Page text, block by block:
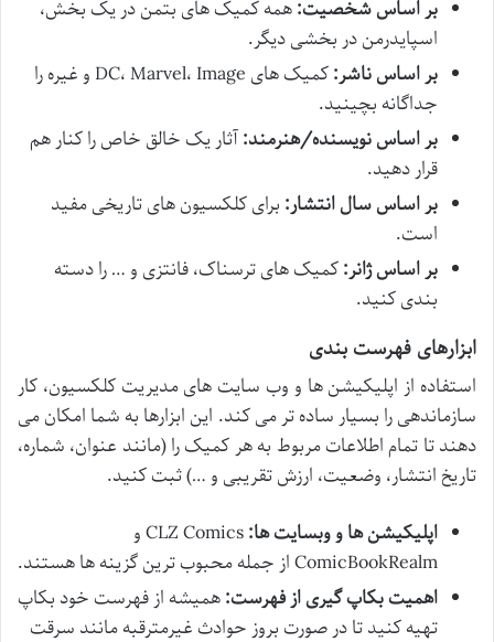
بر اساس شخصیت:همه کمیک های بتمن در یک بخش،
اسپایدرمن در بخشی دیگر.
بر اساس ناشر:
کمیک های DC، Marvel، Image و غیره را
جداگانه بچینید.
بر اساس نویسنده/هنرمند:آثار یک خالق خاص را کنار هم
قرار دهید.
بر اساس سال انتشار: برای کلکسیون های تاریخی مفید
است.
بر اساس ژانر:کمیک های ترسناک، فانتزی و … را دسته
بندی کنید.
ابزارهای فهرست بندی
استفاده از اپلیکیشن ها و وب سایت های مدیریت کلکسیون، کار
سازماندهی را بسیار ساده تر می کند. این ابزارها به شما امکان می
دهند تا تمام اطلاعات مربوط به هر کمیک را (مانند عنوان، شماره،
تاریخ انتشار، وضعیت، ارزش تقریبی و …) ثبت کنید.
اپلیکیشن ها و وبسایت ها:
CLZ Comics و
ComicBookRealm از جمله محبوب ترین گزینه ها هستند.
اهمیت بکاپ گیری از فهرست:همیشه از فهرست خود بکاپ
تهیه کنید تا در صورت بروز حوادث غیرمترقبه مانند سرقت